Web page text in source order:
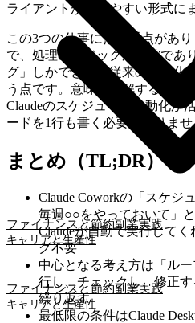
ファイナンスと節約副業実践
キャリアと生産性
ファイナンスと節約副業実践
キャリアと生産性
ライアントが使いやすい形式に
この3つの仕事には共通点があ
で、処理のロジックが明確であ
グ」しかできない従来の自動化
う点です。意味を理解する必要
Claudeのスケジュール自動化が
ードを1行も書く必要がありませ
まとめ（TL;DR）
Claude Coworkの「スケジ
毎週○○をやっておいて」
Claudeが自動で実行して
グ不要
中心となる考え方は「ル
行し、チェックし、修正
繰り返す
最低限の条件はClaude